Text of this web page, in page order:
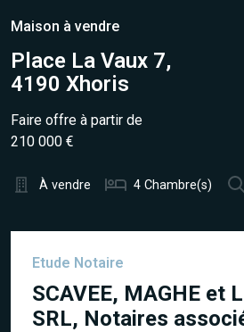
Maison à vendre
Place La Vaux 7,
4190 Xhoris
Faire offre à partir de
210 000 €
À vendre 4 Chambre(s)
Etude Notaire
SCAVEE, MAGHE et
SRL, Notaires